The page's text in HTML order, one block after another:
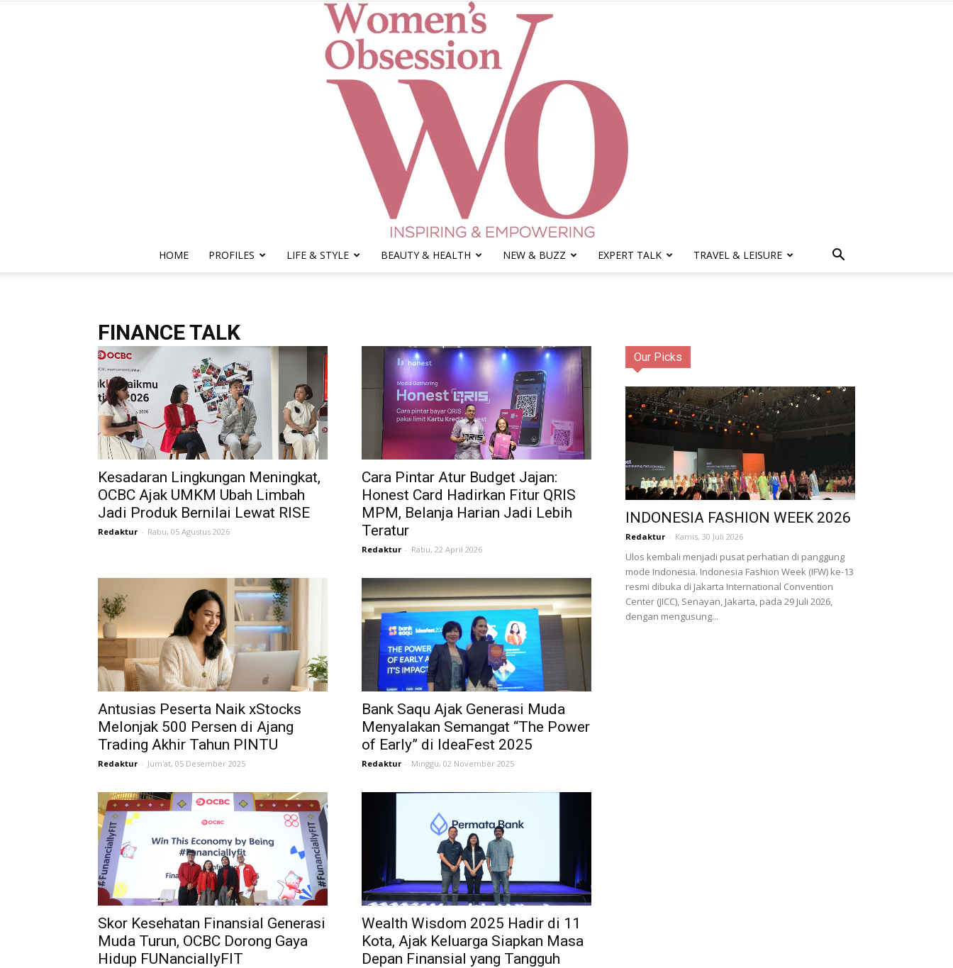
Obsession
Career
Style
HOME PROFILES LIFE & STYLE BEAUTY & HEALTH NEW & BUZZ EXPERT TALK TRAVEL & LEISURE
FINANCE TALK
Kesadaran Lingkungan Meningkat,
OCBC Ajak UMKM Ubah Limbah
Jadi Produk Bernilai Lewat RISE
Redaktur - Rabu, 05 Agustus 2026
Cara Pintar Atur Budget Jajan:
Honest Card Hadirkan Fitur QRIS
MPM, Belanja Harian Jadi Lebih
Teratur
Redaktur - Rabu, 22 April 2026
Antusias Peserta Naik xStocks
Melonjak 500 Persen di Ajang
Trading Akhir Tahun PINTU
Redaktur - Jum'at, 05 Desember 2025
Bank Saqu Ajak Generasi Muda
Menyalakan Semangat “The Power
of Early” di IdeaFest 2025
Redaktur - Minggu, 02 November 2025
Skor Kesehatan Finansial Generasi
Muda Turun, OCBC Dorong Gaya
Hidup FUNanciallyFIT
Wealth Wisdom 2025 Hadir di 11
Kota, Ajak Keluarga Siapkan Masa
Depan Finansial yang Tangguh
Our Picks
INDONESIA FASHION WEEK 2026
Redaktur - Kamis, 30 Juli 2026
Ulos kembali menjadi pusat perhatian di panggung
mode Indonesia. Indonesia Fashion Week (IFW) ke-13
resmi dibuka di Jakarta International Convention
Center (JICC), Senayan, Jakarta, pada 29 Juli 2026,
dengan mengusung...